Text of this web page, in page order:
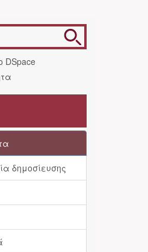
DSpace
δημοσίευσης